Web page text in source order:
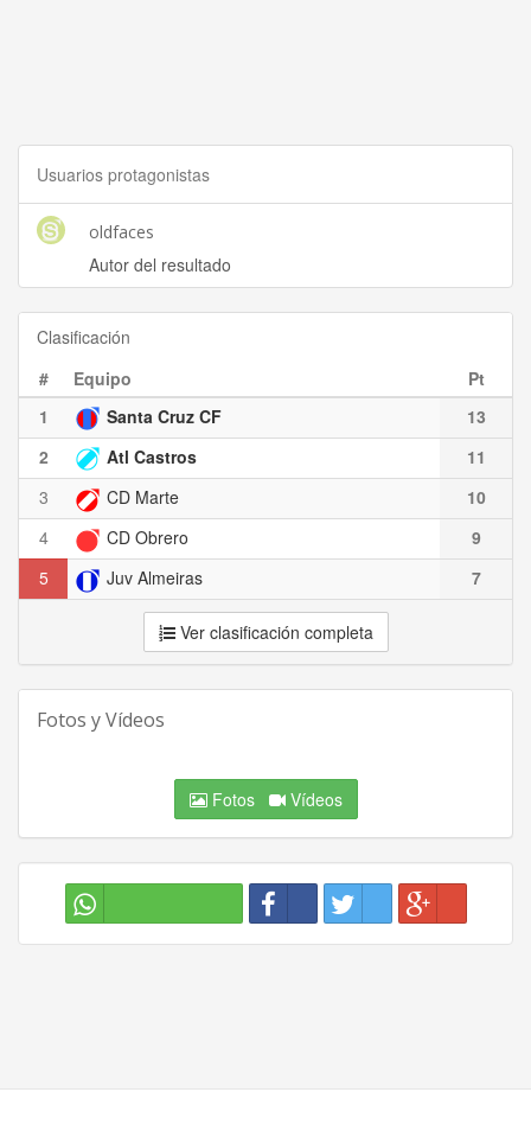
Usuarios protagonistas
oldfaces
Autor del resultado
Clasificación
#
Equipo
Pt
1
Santa Cruz CF
13
2
Atl Castros
11
3
CD Marte
10
4
CD Obrero
9
5
Juv Almeiras 7
Ver clasificación completa
Fotos y Vídeos
Fotos Vídeos